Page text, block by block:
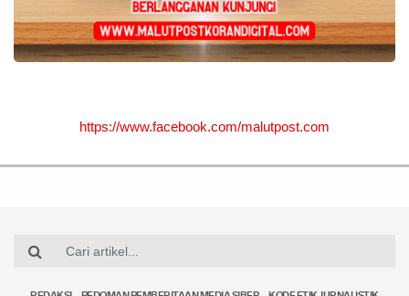
https://www.facebook.com/malutpost.com